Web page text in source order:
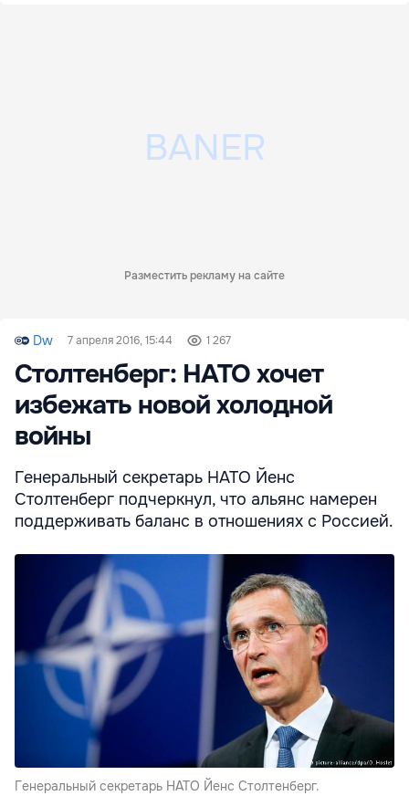
Разместить рекламу на сайте
Dw 7 апреля 2016, 15:44 1 267
Столтенберг: НАТО хочет
избежать новой холодной
войны
Генеральный секретарь НАТО Йенс
Столтенберг подчеркнул, что альянс намерен
поддерживать баланс в отношениях с Россией.
Генеральный секретарь НАТО Йенс Столтенберг.